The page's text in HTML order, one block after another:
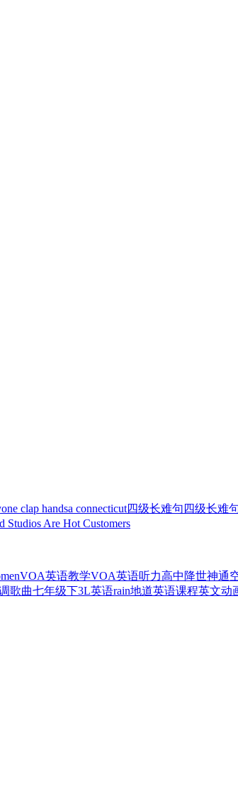
clap handsa connecticut四级长难句 四级长难
Studios Are Hot Customers
VOA英语教学VOA英语听力高中 降世神通
歌曲七年级下3L英语rain地道英语课程英文动